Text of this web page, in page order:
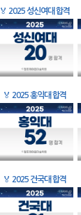
🏅 2025 성신여대 합격
🏅 2025 홍익대 합격
🏅 2025 건국대 합격